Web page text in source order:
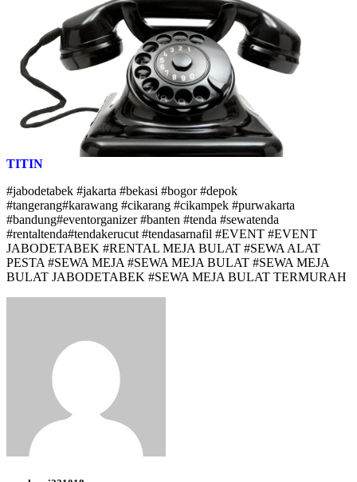
TITIN
#jabodetabek #jakarta #bekasi #bogor #depok
#tangerang#karawang #cikarang #cikampek #purwakarta
#bandung#eventorganizer #banten #tenda #sewatenda
#rentaltenda#tendakerucut #tendasarnafil #EVENT #EVENT
JABODETABEK #RENTAL MEJA BULAT #SEWA ALAT
PESTA #SEWA MEJA #SEWA MEJA BULAT #SEWA MEJA
BULAT JABODETABEK #SEWA MEJA BULAT TERMURAH